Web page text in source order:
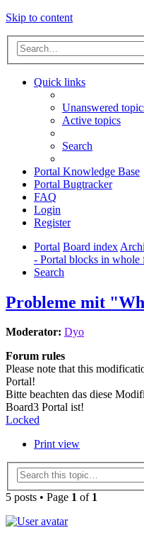
Skip to content
Quick links
Unanswered
Active topics
Search
Portal Knowledge Base
Portal Bugtracker
FAQ
Login
Register
Portal Board index
- Portal blocks in whole
Search
Probleme mit
Moderator: Dyo
Forum rules
Please note that this
Portal!
Bitte beachten das diese
Board3 Portal ist!
Locked
Print view
5 posts • Page 1 of 1